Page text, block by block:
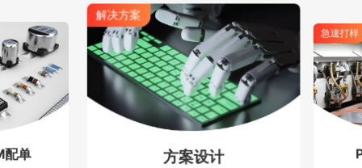
单
解决方案
方案设计
急速打样